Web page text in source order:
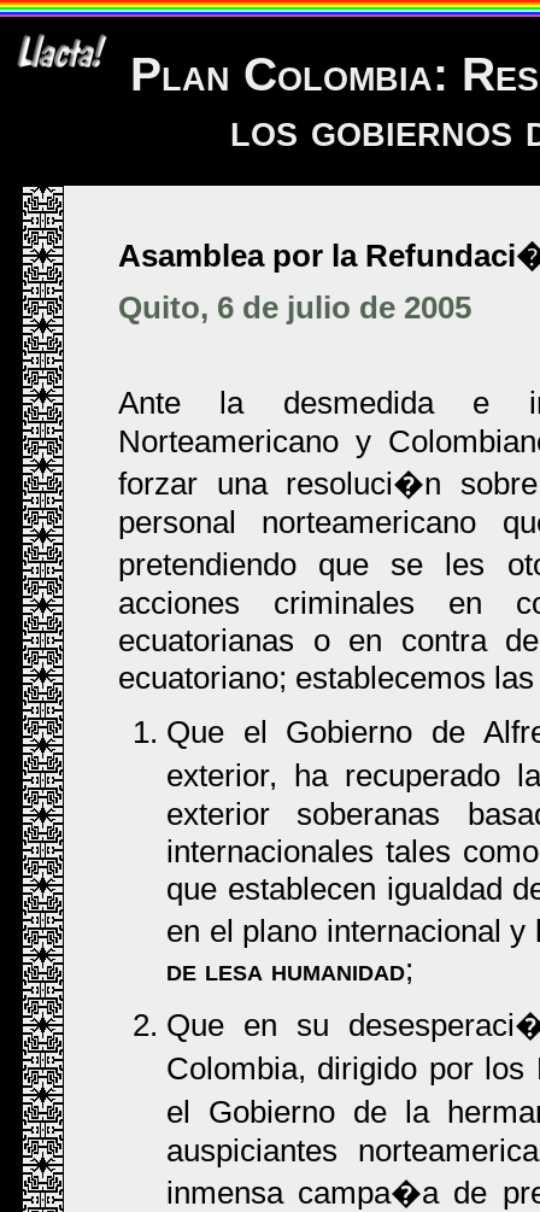
Plan Colombia:
los gobiernos
Asamblea por la
Quito, 6 de julio de 2005
Ante la desmedida e
Norteamericano y
forzar una resoluci�n
personal norteamericano
pretendiendo que se les
acciones criminales en
ecuatorianas o en contra
ecuatoriano; establecemos
Que el Gobierno de
exterior, ha
exterior soberanas
internacionales tales
que establecen igualdad
en el plano internacional
de lesa humanidad;
Que en su
Colombia, dirigido por
el Gobierno de la
auspiciantes
inmensa campa�a de